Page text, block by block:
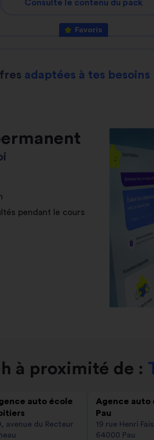
Consulte le contenu du pack
Favoris
adaptées à tes besoins
pendant le cours
à proximité de :
auto école
avenue du Recteur
Agence auto
Pau
19 rue Henri
64000 Pau